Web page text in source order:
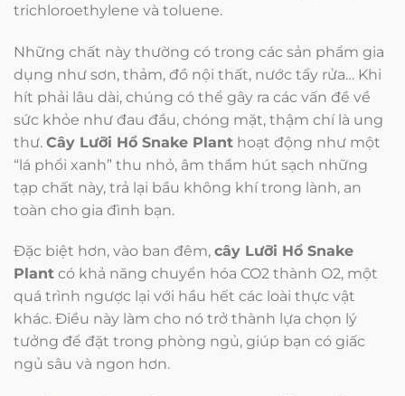
trichloroethylene và toluene.
Những chất này thường có trong các sản phẩm gia
dụng như sơn, thảm, đồ nội thất, nước tẩy rửa… Khi
hít phải lâu dài, chúng có thể gây ra các vấn đề về
sức khỏe như đau đầu, chóng mặt, thậm chí là ung
thư. Cây Lưỡi Hổ Snake Plant hoạt động như một
“lá phổi xanh” thu nhỏ, âm thầm hút sạch những
tạp chất này, trả lại bầu không khí trong lành, an
toàn cho gia đình bạn.
Đặc biệt hơn, vào ban đêm, cây Lưỡi Hổ Snake
Plant có khả năng chuyển hóa CO2 thành O2, một
quá trình ngược lại với hầu hết các loài thực vật
khác. Điều này làm cho nó trở thành lựa chọn lý
tưởng để đặt trong phòng ngủ, giúp bạn có giấc
ngủ sâu và ngon hơn.